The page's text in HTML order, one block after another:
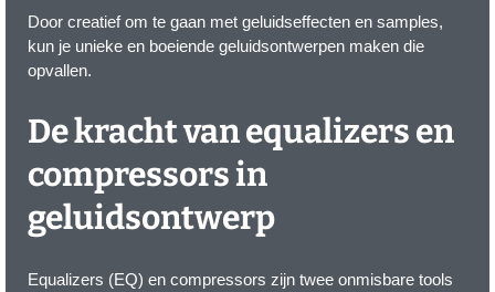
Door creatief om te gaan met geluidseffecten en samples,
kun je unieke en boeiende geluidsontwerpen maken die
opvallen.
De kracht van equalizers en
compressors in
geluidsontwerp
Equalizers (EQ) en compressors zijn twee onmisbare tools